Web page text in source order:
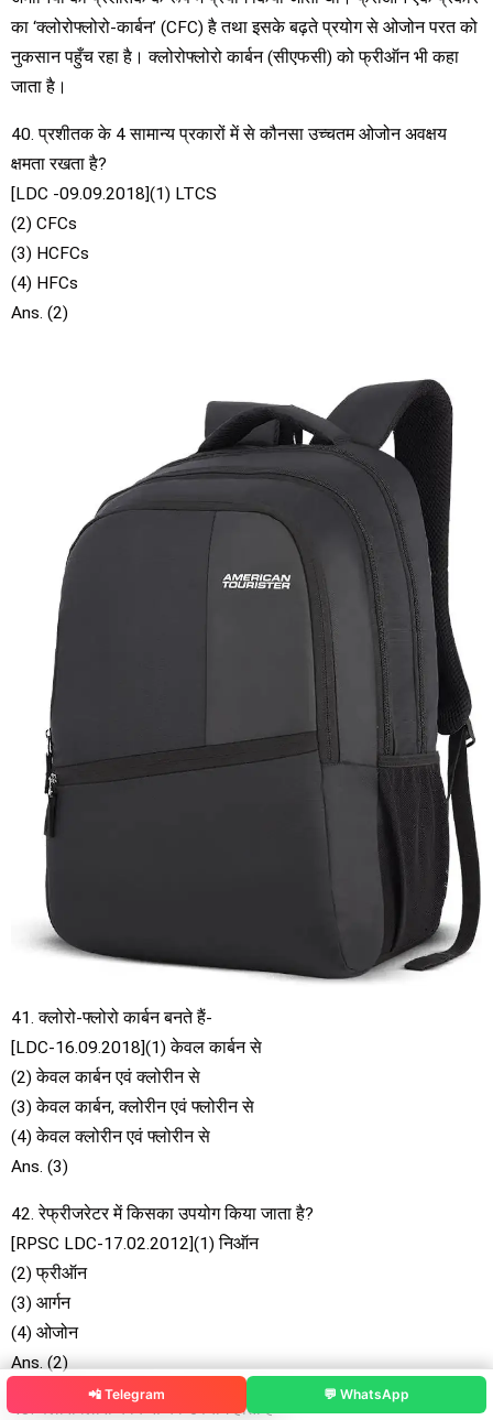
का ‘क्लोरोफ्लोरो-कार्बन’ (CFC) है तथा इसके बढ़ते प्रयोग से ओजोन परत को
नुकसान पहुँच रहा है। क्लोरोफ्लोरो कार्बन (सीएफसी) को फ्रीऑन भी कहा
जाता है।
40. प्रशीतक के 4 सामान्य प्रकारों में से कौनसा उच्चतम ओजोन अवक्षय
क्षमता रखता है?
[LDC -09.09.2018](1) LTCS
(2) CFCs
(3) HCFCs
(4) HFCs
Ans. (2)
41. क्लोरो-फ्लोरो कार्बन बनते हैं-
[LDC-16.09.2018](1) केवल कार्बन से
(2) केवल कार्बन एवं क्लोरीन से
(3) केवल कार्बन, क्लोरीन एवं फ्लोरीन से
(4) केवल क्लोरीन एवं फ्लोरीन से
Ans. (3)
42. रेफ्रीजरेटर में किसका उपयोग किया जाता है?
[RPSC LDC-17.02.2012](1) निऑन
(2) फ्रीऑन
(3) आर्गन
(4) ओजोन
Ans. (2)
43. क्लोरोफ्लोरो कार्बन्स का उपयोग होता है-
📲 Telegram 💬 WhatsApp